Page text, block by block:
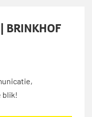
BRINKHOF
blik!